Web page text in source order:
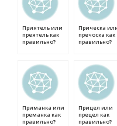
Приятель или
преятель как
правильно?
Прическа
пречоска как
правильно?
Приманка или
преманка как
правильно?
Прицел или
прецел как
правильно?